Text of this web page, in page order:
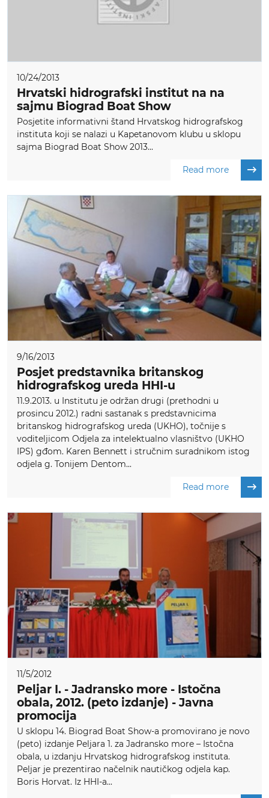
10/24/2013
Hrvatski hidrografski institut na na
sajmu Biograd Boat Show
Posjetite informativni štand Hrvatskog hidrografskog
instituta koji se nalazi u Kapetanovom klubu u sklopu
sajma Biograd Boat Show 2013...
Read more
9/16/2013
Posjet predstavnika britanskog
hidrografskog ureda HHI-u
11.9.2013. u Institutu je održan drugi (prethodni u
prosincu 2012.) radni sastanak s predstavnicima
britanskog hidrografskog ureda (UKHO), točnije s
voditeljicom Odjela za intelektualno vlasništvo (UKHO
IPS) gđom. Karen Bennett i stručnim suradnikom istog
odjela g. Tonijem Dentom...
Read more
11/5/2012
Peljar I. - Jadransko more - Istočna
obala, 2012. (peto izdanje) - Javna
promocija
U sklopu 14. Biograd Boat Show-a promovirano je novo
(peto) izdanje Peljara 1. za Jadransko more – Istočna
obala, u izdanju Hrvatskog hidrografskog instituta.
Peljar je prezentirao načelnik nautičkog odjela kap.
Boris Horvat. Iz HHI-a...